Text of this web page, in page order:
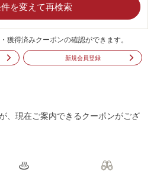
を変えて再検索
獲得済みクーポンの確認ができます。
新規会員登録
、現在ご案内できるクーポンがござ